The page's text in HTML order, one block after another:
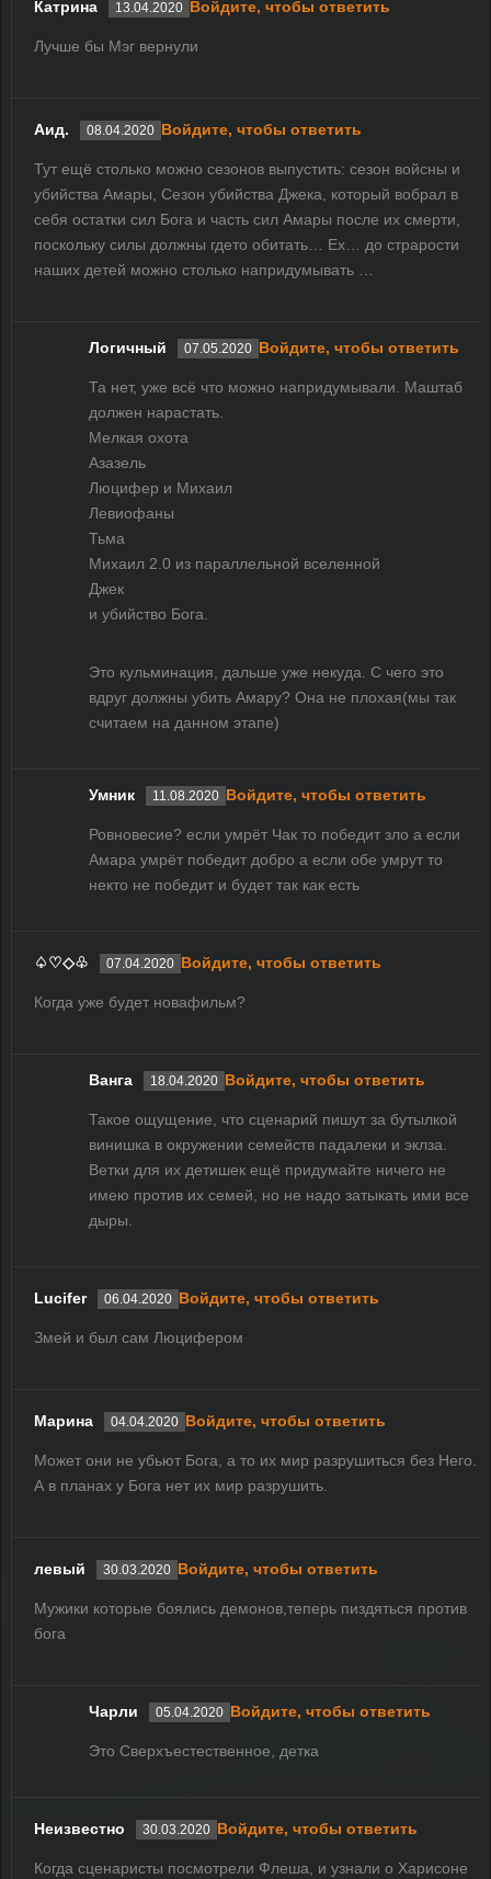
Катрина 13.04.2020 Войдите, чтобы ответить
Лучше бы Мэг вернули
Аид. 08.04.2020 Войдите, чтобы ответить
Тут ещё столько можно сезонов выпустить: сезон войсны и
убийства Амары, Сезон убийства Джека, который вобрал в
себя остатки сил Бога и часть сил Амары после их смерти,
поскольку силы должны гдето обитать… Ех… до страрости
наших детей можно столько напридумывать …
Логичный 07.05.2020 Войдите, чтобы ответить
Та нет, уже всё что можно напридумывали. Маштаб
должен нарастать.
Мелкая охота
Азазель
Люцифер и Михаил
Левиофаны
Тьма
Михаил 2.0 из параллельной вселенной
Джек
и убийство Бога.
Это кульминация, дальше уже некуда. С чего это
вдруг должны убить Амару? Она не плохая(мы так
считаем на данном этапе)
Умник 11.08.2020 Войдите, чтобы ответить
Ровновесие? если умрёт Чак то победит зло а если
Амара умрёт победит добро а если обе умрут то
некто не победит и будет так как есть
♤♡◇♧ 07.04.2020 Войдите, чтобы ответить
Когда уже будет новафильм?
Ванга 18.04.2020 Войдите, чтобы ответить
Такое ощущение, что сценарий пишут за бутылкой
винишка в окружении семейств падалеки и эклза.
Ветки для их детишек ещё придумайте ничего не
имею против их семей, но не надо затыкать ими все
дыры.
Lucifer 06.04.2020 Войдите, чтобы ответить
Змей и был сам Люцифером
Марина 04.04.2020 Войдите, чтобы ответить
Может они не убьют Бога, а то их мир разрушиться без Него.
А в планах у Бога нет их мир разрушить.
левый 30.03.2020 Войдите, чтобы ответить
Мужики которые боялись демонов,теперь пиздяться против
бога
Чарли 05.04.2020 Войдите, чтобы ответить
Это Сверхъестественное, детка
Неизвестно 30.03.2020 Войдите, чтобы ответить
Когда сценаристы посмотрели Флеша, и узнали о Харисоне